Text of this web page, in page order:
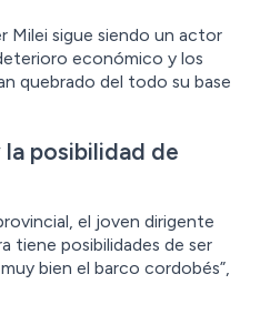
Milei sigue siendo un actor
económico y los
quebrado del todo su base
posibilidad de
el joven dirigente
tiene posibilidades de ser
bien el barco cordobés”,